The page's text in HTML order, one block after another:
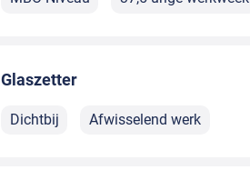
Glaszetter
Dichtbij Afwisselend werk